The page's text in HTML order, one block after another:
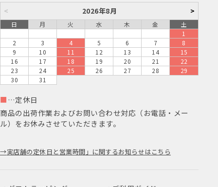
< 2026年8月 >
日 月 火 水 木 金
土
1
2
3 4 5 6 7
8
9
10 11 12 13 14
15
16
17 18 19 20 21
22
23
24 25 26 27 28
29
30
31
■ …定休日
商品の出荷作業およびお問い合わせ対応（お電話・メー
ル）をお休みさせていただきます。
実店舗の定休日と営業時間」に関するお知らせはこちら